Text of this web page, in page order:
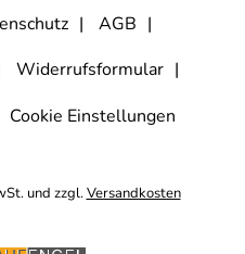
die Zukunft widerrufen, indem ich
Newsletters anklicke. Die
AGB
Widerrufsformular
Cookie Einstellungen
und zzgl.Versandkosten